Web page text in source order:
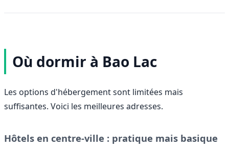
Où dormir à Bao Lac
Les options d'hébergement sont limitées mais
suffisantes. Voici les meilleures adresses.
Hôtels en centre-ville : pratique mais basique